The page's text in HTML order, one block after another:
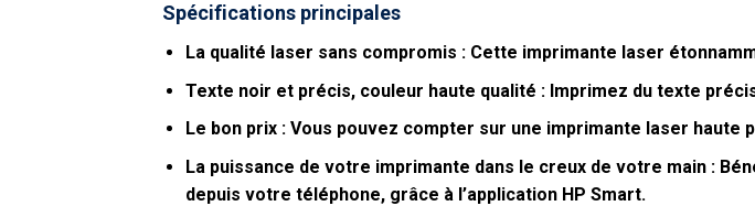
Spécifications principales
La qualité laser sans compromis :Cette imprimante laser
Texte noir et précis, couleur haute qualité :Imprimez du texte
Le bon prix :Vous pouvez compter sur une imprimante laser haute
La puissance de votre imprimante dans le creux de votre main :
depuis votre téléphone, grâce à l’application HP Smart.